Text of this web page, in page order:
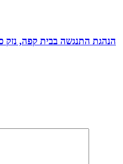
הנהגת התנגשה בבית קפה,